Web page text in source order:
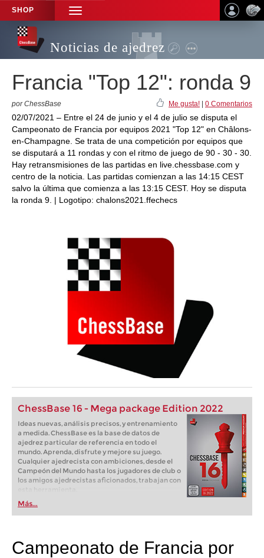
SHOP
TOGGLE
NAVIGATION
Noticias de ajedrez
Francia "Top 12": ronda 9
por ChessBase Me gusta! 0 Comentarios
02/07/2021 – Entre el 24 de junio y el 4 de julio se disputa el
Campeonato de Francia por equipos 2021 "Top 12" en Châlons-
en-Champagne. Se trata de una competición por equipos que
se disputará a 11 rondas y con el ritmo de juego de 90 - 30 - 30.
Hay retransmisiones de las partidas en live.chessbase.com y
centro de la noticia. Las partidas comienzan a las 14:15 CEST
salvo la última que comienza a las 13:15 CEST. Hoy se disputa
la ronda 9. | Logotipo: chalons2021.ffechecs
ChessBase 16 - Mega package Edition 2022
Ideas nuevas, análisis precisos, y entrenamiento
a medida. ChessBase es la base de datos de
ajedrez particular de referencia en todo el
mundo. Aprenda, disfrute y mejore su juego.
Cualquier ajedrecista con ambiciones, desde el
Campeón del Mundo hasta los jugadores de club o
los amigos ajedrecistas aficionados, trabajan con
Más...
Campeonato de Francia por